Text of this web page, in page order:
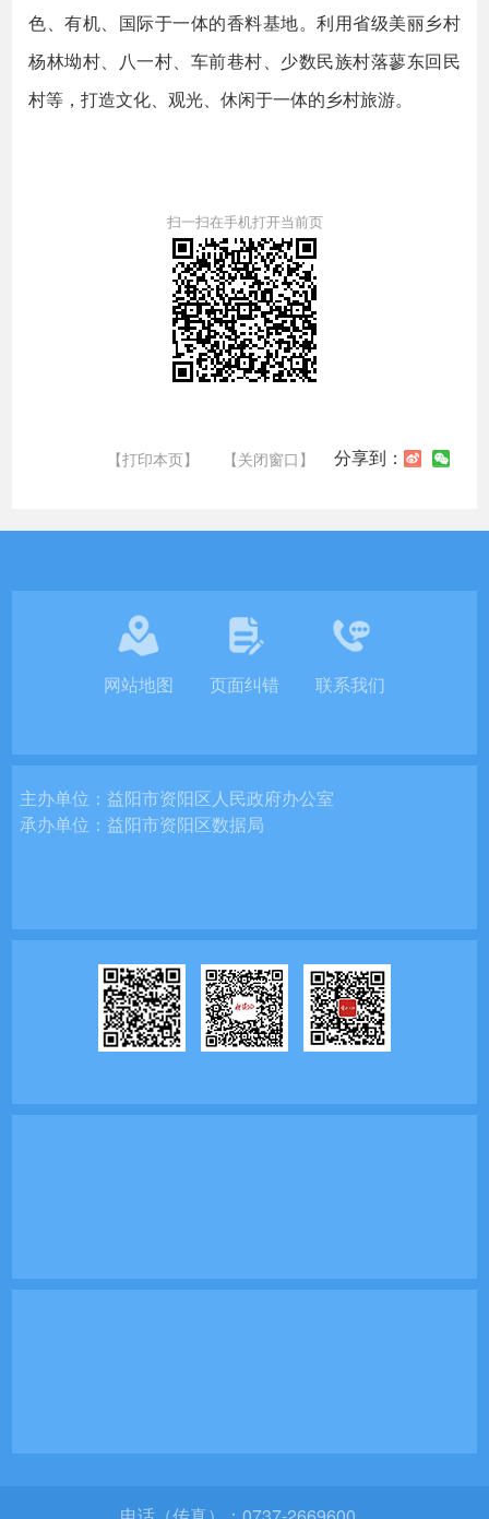
色、有机、国际于一体的香料基地。利用省级美丽乡村
杨林坳村、八一村、车前巷村、少数民族村落蓼东回民
村等，打造文化、观光、休闲于一体的乡村旅游。
扫一扫在手机打开当前页
【打印本页】 【关闭窗口】 分享到：
网站地图 页面纠错 联系我们
主办单位：益阳市资阳区人民政府办公室
承办单位：益阳市资阳区数据局